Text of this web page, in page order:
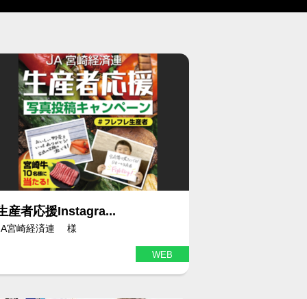
産者応援Instagra...
宮崎経済連 様
WEB